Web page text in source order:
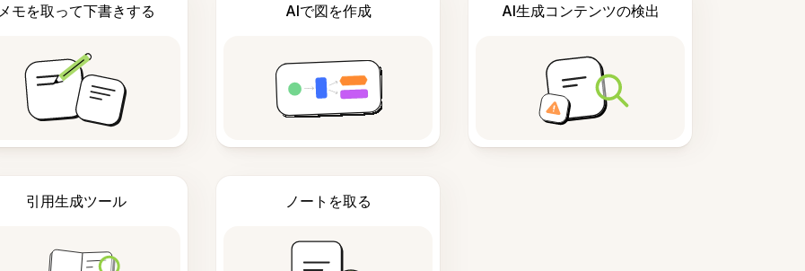
メモを取って下書きする AIで図を作成 AI生成コンテンツの検出
引用生成ツール ノートを取る